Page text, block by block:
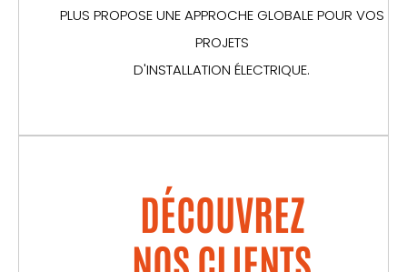
PLUS PROPOSE UNE APPROCHE GLOBALE POUR VOS
PROJETS
D'INSTALLATION ÉLECTRIQUE.
DÉCOUVREZ
NOS CLIENTS